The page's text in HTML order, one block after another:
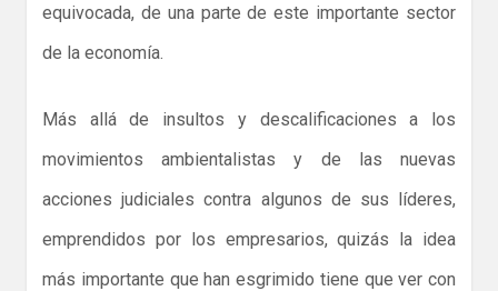
equivocada, de una parte de este importante sector
de la economía.
Más allá de insultos y descalificaciones a los
movimientos ambientalistas y de las nuevas
acciones judiciales contra algunos de sus líderes,
emprendidos por los empresarios, quizás la idea
más importante que han esgrimido tiene que ver con